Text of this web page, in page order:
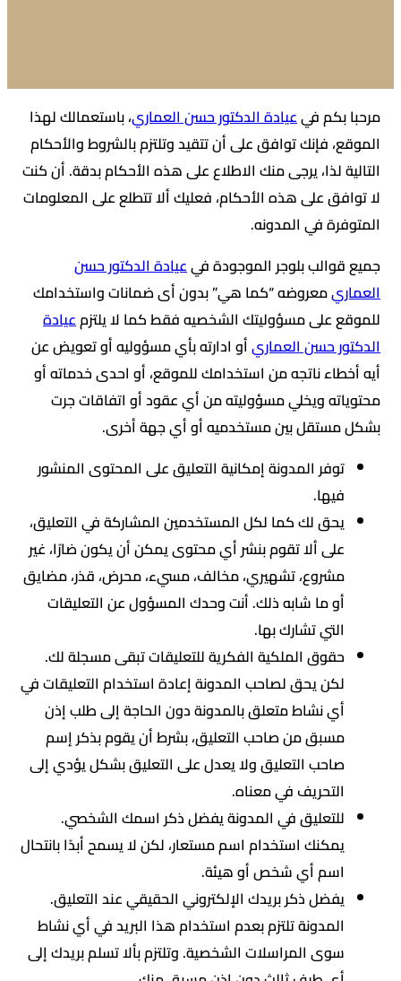
مرحبا بكم فيعيادة الدكتور حسن العماري، باستعمالك لهذا
الموقع، فإنك توافق على أن تتقيد وتلتزم بالشروط والأحكام
التالية لذا، يرجى منك الاطلاع على هذه الأحكام بدقة. أن كنت
لا توافق على هذه الأحكام، فعليك ألا تتطلع على المعلومات
المتوفرة في المدونه.
جميع قوالب بلوجر الموجودة فيعيادة الدكتور حسن
العماريمعروضه “كما هي” بدون أى ضمانات واستخدامك
للموقع على مسؤوليتك الشخصيه فقط كما لا يلتزمعيادة
الدكتور حسن العماريأو ادارته بأي مسؤوليه أو تعويض عن
أيه أخطاء ناتجه من استخدامك للموقع، أو احدى خدماته أو
محتوياته ويخلي مسؤوليته من أي عقود أو اتفاقات جرت
بشكل مستقل بين مستخدميه أو أي جهة أخرى.
توفر المدونة إمكانية التعليق على المحتوى المنشور
فيها.
يحق لك كما لكل المستخدمين المشاركة في التعليق،
على ألا تقوم بنشر أي محتوى يمكن أن يكون ضارًا، غير
مشروع، تشهيري، مخالف، مسيء، محرض، قذر، مضايق
أو ما شابه ذلك. أنت وحدك المسؤول عن التعليقات
التي تشارك بها.
حقوق الملكية الفكرية للتعليقات تبقى مسجلة لك.
لكن يحق لصاحب المدونة إعادة استخدام التعليقات في
أي نشاط متعلق بالمدونة دون الحاجة إلى طلب إذن
مسبق من صاحب التعليق، بشرط أن يقوم بذكر إسم
صاحب التعليق ولا يعدل على التعليق بشكل يؤدي إلى
التحريف في معناه.
للتعليق في المدونة يفضل ذكر اسمك الشخصي.
يمكنك استخدام اسم مستعار، لكن لا يسمح أبدًا بانتحال
اسم أي شخص أو هيئة.
يفضل ذكر بريدك الإلكتروني الحقيقي عند التعليق.
المدونة تلتزم بعدم استخدام هذا البريد في أي نشاط
سوى المراسلات الشخصية. وتلتزم بألا تسلم بريدك إلى